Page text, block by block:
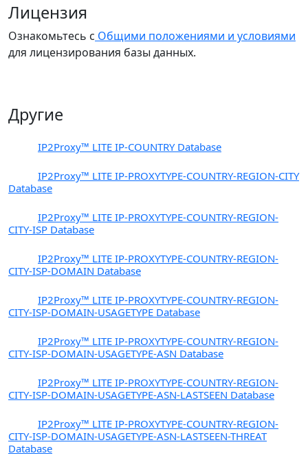
Лицензия
Ознакомьтесь с Общими положениями и условиями
для лицензирования базы данных.
Другие
IP2Proxy™ LITE IP-COUNTRY Database
IP2Proxy™ LITE IP-PROXYTYPE-COUNTRY-REGION-CITY
Database
IP2Proxy™ LITE IP-PROXYTYPE-COUNTRY-REGION-
CITY-ISP Database
IP2Proxy™ LITE IP-PROXYTYPE-COUNTRY-REGION-
CITY-ISP-DOMAIN Database
IP2Proxy™ LITE IP-PROXYTYPE-COUNTRY-REGION-
CITY-ISP-DOMAIN-USAGETYPE Database
IP2Proxy™ LITE IP-PROXYTYPE-COUNTRY-REGION-
CITY-ISP-DOMAIN-USAGETYPE-ASN Database
IP2Proxy™ LITE IP-PROXYTYPE-COUNTRY-REGION-
CITY-ISP-DOMAIN-USAGETYPE-ASN-LASTSEEN Database
IP2Proxy™ LITE IP-PROXYTYPE-COUNTRY-REGION-
CITY-ISP-DOMAIN-USAGETYPE-ASN-LASTSEEN-THREAT
Database